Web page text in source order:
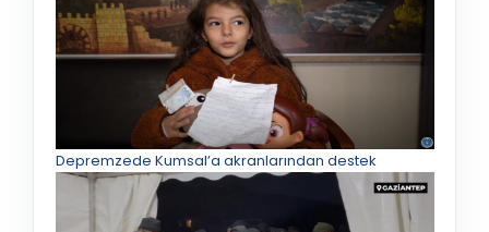
Depremzede Kumsal’a akranlarından destek